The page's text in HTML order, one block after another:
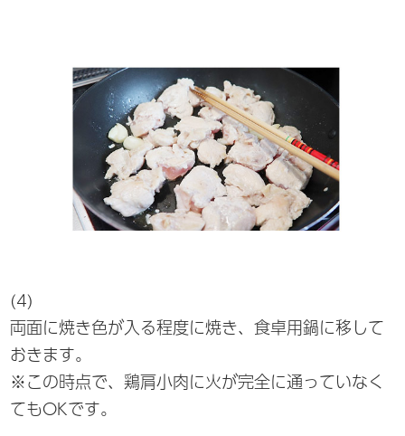
(4)
両面に焼き色が入る程度に焼き、食卓用鍋に移して
おきます。
※この時点で、鶏肩小肉に火が完全に通っていなく
てもOKです。